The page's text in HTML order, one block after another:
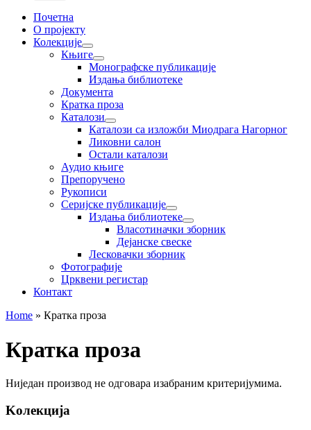
Почетна
О пројекту
Колекције
Књиге
Монографске публикације
Издања библиотеке
Документа
Кратка проза
Каталози
Каталози са изложби Миодрага Нагорног
Ликовни салон
Остали каталози
Аудио књиге
Препоручено
Рукописи
Серијске публикације
Издања библиотеке
Власотиначки зборник
Дејанске свеске
Лесковачки зборник
Фотографије
Црквени регистар
Контакт
Home » Кратка проза
Кратка проза
Ниједан производ не одговара изабраним критеријумима.
Koлекција